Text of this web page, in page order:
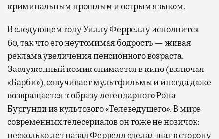
криминальным прошлым и острым языком.
В следующем году Уиллу Ферреллу исполнится
60, так что его неутомимая бодрость — живая
реклама увеличения пенсионного возраста.
Заслуженный комик снимается в кино (включая
«Барби»), озвучивает мультфильмы и иногда даже
возвращается к образу легендарного Рона
Бургунди из культового «Телеведущего». В мире
современных телесериалов он тоже не новичок:
несколько лет назад Феррелл сделал шаг в сторону